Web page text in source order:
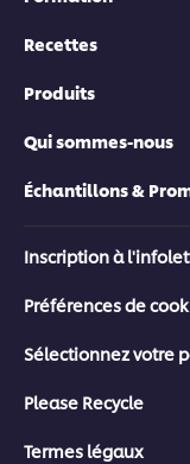
Recettes
Produits
Qui sommes-nous
Échantillons &
Inscription à
Préférences de
Sélectionnez votre
Please Recycle
Termes légaux